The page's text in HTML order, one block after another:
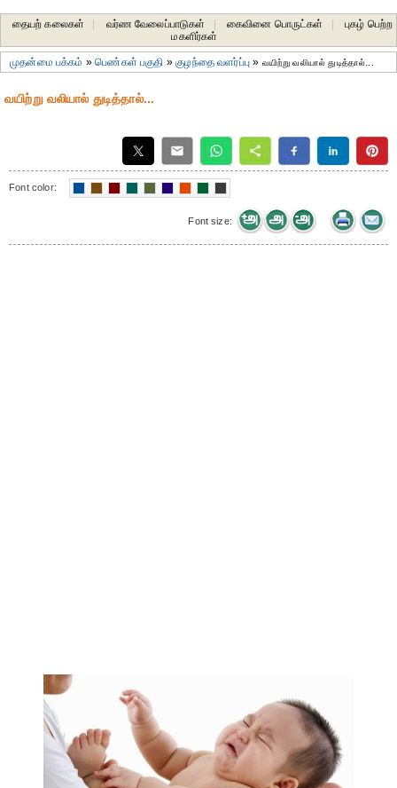
தையற் கலைகள் வர்ண வேலைப்பாடுகள் கைவினை பொருட்கள்
புகழ் பெற்ற
மகளிர்கள்
முதன்மை பக்கம் »பெண்கள் பகுதி »குழந்தை வளர்ப்பு» வயிற்று வலியால் துடித்தால்...
வயிற்று வலியால் துடித்தால்...
Font color:
Font size: